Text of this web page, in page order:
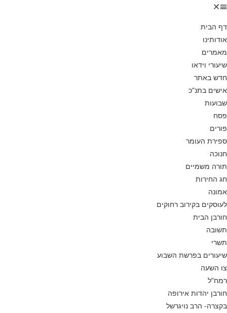
דף הבית
אודותינו
מאמרים
שיעורי וידאו
חדש באתר
אישים בתנ”כ
שבועות
פסח
פורים
ספירת העומר
חנוכה
תורה משמיים
חג החירות
אמונה
לעוסקים בקירוב רחוקים
חורבן הבית
תשובה
תשרי
שיעורים בפרשת השבוע
צו השעה
רמח”ל
חורבן יהדות אירופה
בקצרה- הרב נויגרשל